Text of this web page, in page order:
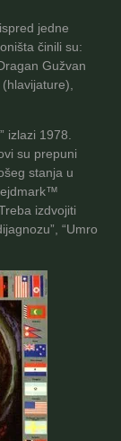
jedne
činili su:
Gužvan
izlazi 1978.
su prepuni
stanja u
izdvojiti
“Umro